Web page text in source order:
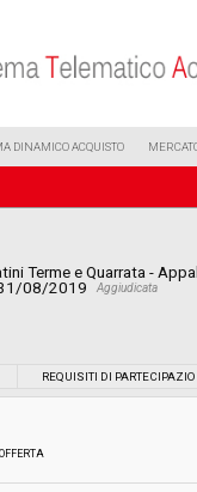
DINAMICO ACQUISTO
Terme e Quarrata -
08/2019
Aggiudicata
REQUISITI DI